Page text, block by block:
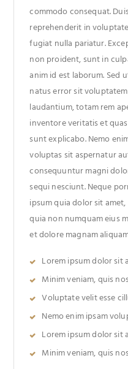
commodo consequat.
reprehenderit in
fugiat nulla pariatur.
non proident, sunt in
anim id est laborum. Sed
natus error sit
laudantium, totam rem
inventore veritatis et
sunt explicabo. Nemo
voluptas sit aspernatur
consequuntur magni
sequi nesciunt. Neque
ipsum quia dolor sit
quia non numquam eius
et dolore magnam
Lorem ipsum dolor sit
Minim veniam, quis
Voluptate velit esse
Nemo enim ipsam
Lorem ipsum dolor sit
Minim veniam, quis